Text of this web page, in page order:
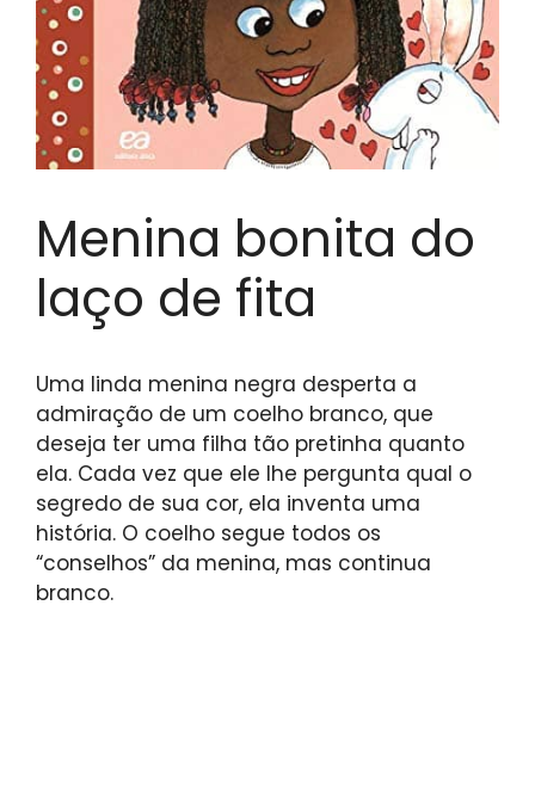
Menina bonita do
laço de fita
Uma linda menina negra desperta a
admiração de um coelho branco, que
deseja ter uma filha tão pretinha quanto
ela. Cada vez que ele lhe pergunta qual o
segredo de sua cor, ela inventa uma
história. O coelho segue todos os
“conselhos” da menina, mas continua
branco.